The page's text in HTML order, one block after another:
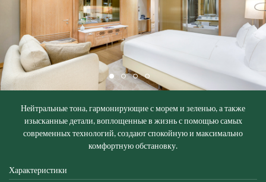
Нейтральные тона, гармонирующие с морем и зеленью, а также
изысканные детали, воплощенные в жизнь с помощью самых
современных технологий, создают спокойную и максимально
комфортную обстановку.
Характеристики